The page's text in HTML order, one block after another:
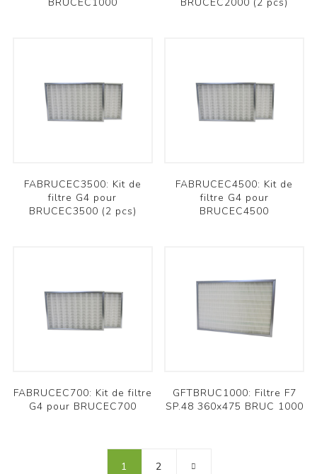
FABRUCEC3500: Kit de
filtre G4 pour
BRUCEC3500 (2 pcs)
FABRUCEC4500: Kit de
filtre G4 pour
BRUCEC4500
FABRUCEC700: Kit de filtre
G4 pour BRUCEC700
GFTBRUC1000: Filtre F7
SP.48 360x475 BRUC 1000
1 2